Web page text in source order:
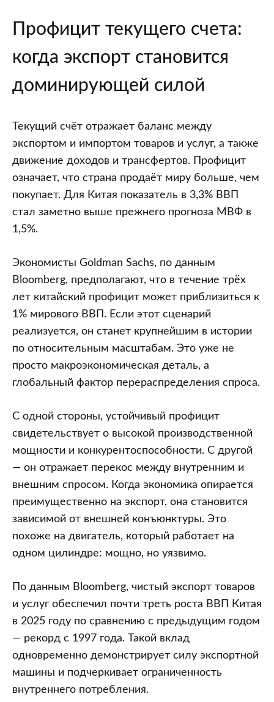
Профицит текущего счета:
когда экспорт становится
доминирующей силой
Текущий счёт отражает баланс между
экспортом и импортом товаров и услуг, а также
движение доходов и трансфертов. Профицит
означает, что страна продаёт миру больше, чем
покупает. Для Китая показатель в 3,3% ВВП
стал заметно выше прежнего прогноза МВФ в
1,5%.
Экономисты Goldman Sachs, по данным
Bloomberg, предполагают, что в течение трёх
лет китайский профицит может приблизиться к
1% мирового ВВП. Если этот сценарий
реализуется, он станет крупнейшим в истории
по относительным масштабам. Это уже не
просто макроэкономическая деталь, а
глобальный фактор перераспределения спроса.
С одной стороны, устойчивый профицит
свидетельствует о высокой производственной
мощности и конкурентоспособности. С другой
— он отражает перекос между внутренним и
внешним спросом. Когда экономика опирается
преимущественно на экспорт, она становится
зависимой от внешней конъюнктуры. Это
похоже на двигатель, который работает на
одном цилиндре: мощно, но уязвимо.
По данным Bloomberg, чистый экспорт товаров
и услуг обеспечил почти треть роста ВВП Китая
в 2025 году по сравнению с предыдущим годом
— рекорд с 1997 года. Такой вклад
одновременно демонстрирует силу экспортной
машины и подчеркивает ограниченность
внутреннего потребления.